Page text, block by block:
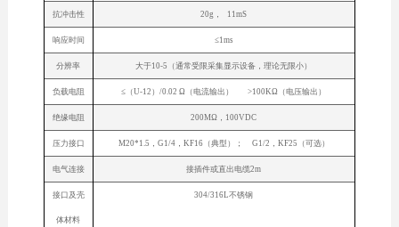
抗冲击性 20g， 11mS
响应时间 ≤1ms
分辨率 大于10-5（通常受限采集显示设备，理论无限小）
负载电阻 ≤（U-12）/0.02 Ω（电流输出） >100KΩ（电压输出）
绝缘电阻 200MΩ，100VDC
压力接口 M20*1.5，G1/4，KF16（典型）； G1/2，KF25（可选）
电气连接 接插件或直出电缆2m
接口及壳
体材料
304/316L不锈钢